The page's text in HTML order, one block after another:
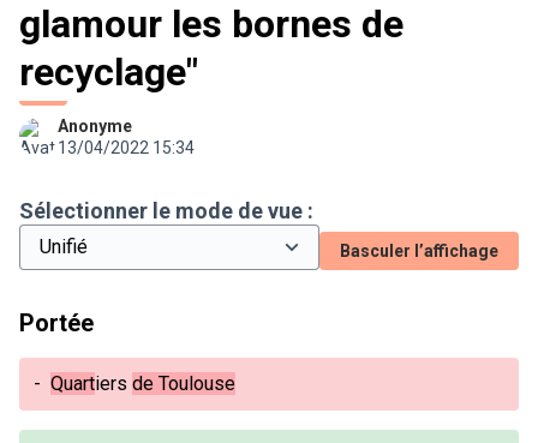
glamour les bornes de
recyclage"
Anonyme
13/04/2022 15:34
Sélectionner le mode de vue :
Basculer l’affichage
Portée
- Quartiers de Toulouse